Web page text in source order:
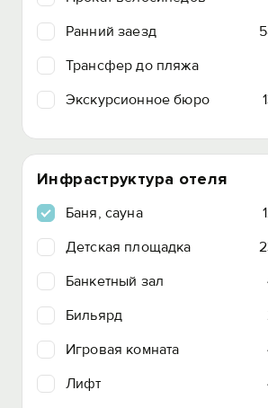
Ранний заезд
Трансфер до пляжа
Экскурсионное бюро
Инфраструктура отеля
Баня, сауна
Детская площадка
Банкетный зал
Бильярд
Игровая комната
Лифт